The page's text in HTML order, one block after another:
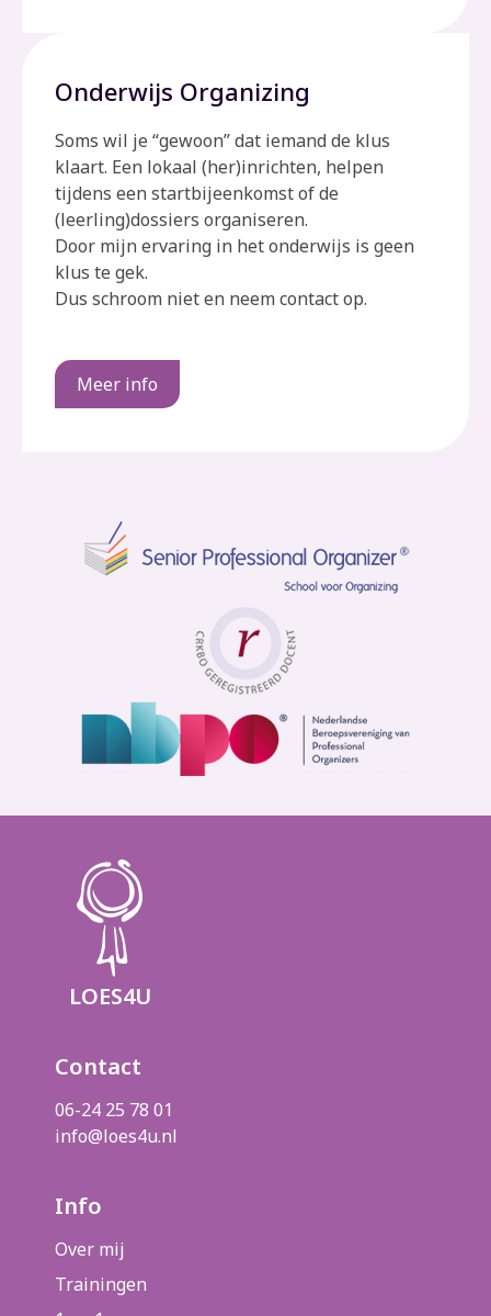
Onderwijs Organizing
Soms wil je “gewoon” dat iemand de klus
klaart. Een lokaal (her)inrichten, helpen
tijdens een startbijeenkomst of de
(leerling)dossiers organiseren.
Door mijn ervaring in het onderwijs is geen
klus te gek.
Dus schroom niet en neem contact op.
Meer info
LOES4U
Contact
06-24 25 78 01
info@loes4u.nl
Info
Over mij
Trainingen